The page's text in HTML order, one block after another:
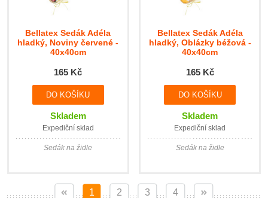
Bellatex Sedák Adéla
hladký, Noviny červené -
40x40cm
165 Kč
Skladem
Expediční sklad
Sedák na židle
Bellatex Sedák Adéla
hladký, Oblázky béžová -
40x40cm
165 Kč
Skladem
Expediční sklad
Sedák na židle
1 2 3 4